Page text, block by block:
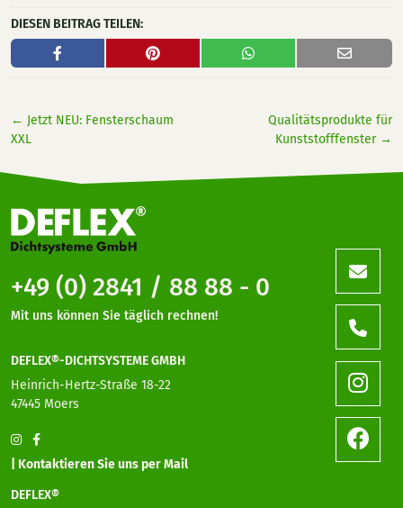
DIESEN BEITRAG TEILEN:
← Jetzt NEU: Fensterschaum
XXL
Qualitätsprodukte für
Kunststofffenster →
+49 (0) 2841 / 88 88 - 0
Mit uns können Sie täglich rechnen!
DEFLEX®-DICHTSYSTEME GMBH
Heinrich-Hertz-Straße 18-22
47445 Moers
| Kontaktieren Sie uns per Mail
DEFLEX®